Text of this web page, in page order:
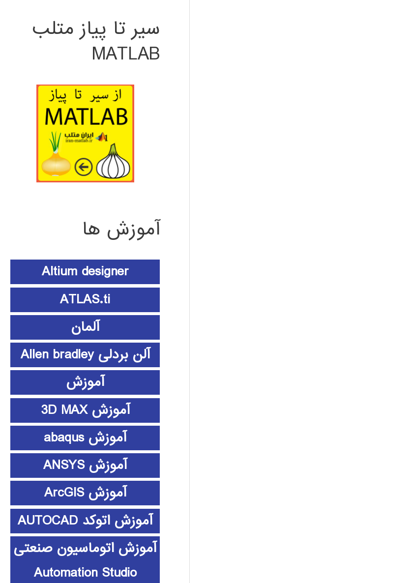
سیر تا پیاز متلب
MATLAB
آموزش ها
Altium designer
ATLAS.ti
آلمان
آلن بردلی Allen bradley
آموزش
آموزش 3D MAX
آموزش abaqus
آموزش ANSYS
آموزش ArcGIS
آموزش اتوکد AUTOCAD
آموزش اتوماسیون صنعتی
Automation Studio